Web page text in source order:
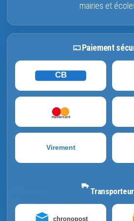
mairies et
Paiement
CB
mastercard
Virement
chronopost